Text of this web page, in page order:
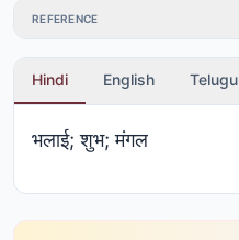
REFERENCE
Hindi English Telugu
भलाई; शुभ; मंगल